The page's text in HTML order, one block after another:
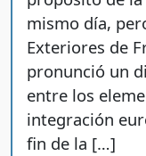
mismo día,
Exteriores de
pronunció un
entre los
integración
fin de la […]